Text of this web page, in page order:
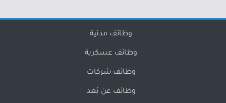
وظائف مدنية
وظائف عسكرية
وظائف شركات
وظائف عن بُعد